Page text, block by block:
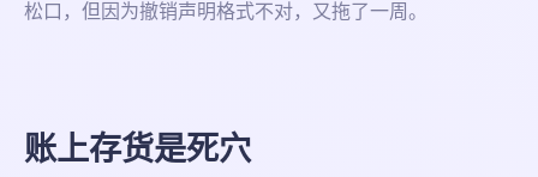
松口，但因为撤销声明格式不对，又拖了一周。
账上存货是死穴